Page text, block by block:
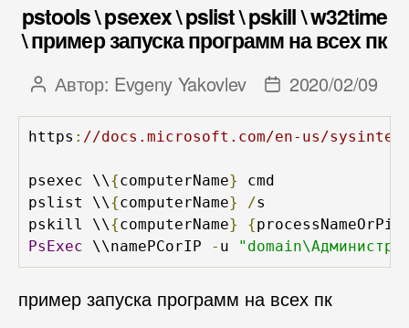
pstools \ psexex \ pslist \ pskill \ w32time
\ пример запуска программ на всех пк
Автор
записи
Автор: Evgeny Yakovlev
Дата
записи
2020/02/09
https : //docs.microsoft.com/en-us/
psexec \\{computerName}
cmd
pslist \\{computerName} /s
pskill \\{computerName} {processNameOrPid
PsExec \\namePCorIP - u
пример запуска программ на всех пк